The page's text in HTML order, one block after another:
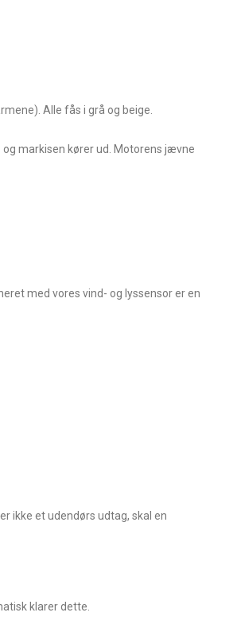
Alle fås i grå og beige.
markisen kører ud. Motorens jævne
med vores vind- og lyssensor er en
ikke et udendørs udtag, skal en
klarer dette.